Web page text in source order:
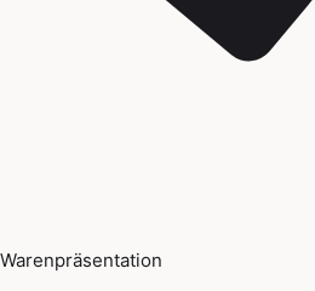
Warenpräsentation